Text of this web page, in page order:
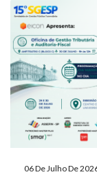
06 De Julho De